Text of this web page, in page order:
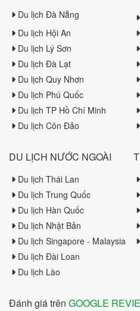
Du lịch Đà Nẵng
Du lịch Hội An
Du lịch Lý Sơn
Du lịch Đà Lạt
Du lịch Quy Nhơn
Du lịch Phú Quốc
Du lịch TP Hồ Chí Minh
Du lịch Côn Đảo
DU LỊCH NƯỚC NGOÀI
Du lịch Thái Lan
Du lịch Trung Quốc
Du lịch Hàn Quốc
Du lịch Nhật Bản
Du lịch Singapore - Malaysia
Du lịch Đài Loan
Du lịch Lào
Đánh giá trên GOOGLE